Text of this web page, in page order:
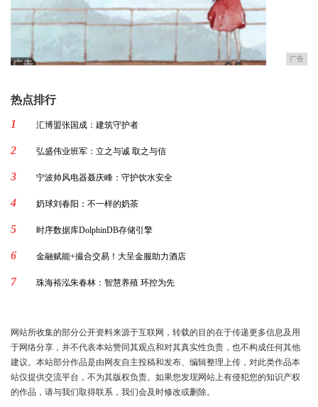
广告
热点排行
1
汇博盟张国成：建筑守护者
2 弘盛伟业班军：立之与诚 取之与信
3 宁波帅风电器聂庆峰：守护饮水安全
4 奶球刘春阳：不一样的奶茶
5 时序数据库DolphinDB存储引擎
6 金融赋能+撮合交易！大呈金服助力酒店
7 珠海裕泓朱春林：智慧养殖 环控为先
网站所收集的部分公开资料来源于互联网，转载的目的在于传递更多信息及用
于网络分享，并不代表本站赞同其观点和对其真实性负责，也不构成任何其他
建议。本站部分作品是由网友自主投稿和发布、编辑整理上传，对此类作品本
站仅提供交流平台，不为其版权负责。如果您发现网站上有侵犯您的知识产权
的作品，请与我们取得联系，我们会及时修改或删除。